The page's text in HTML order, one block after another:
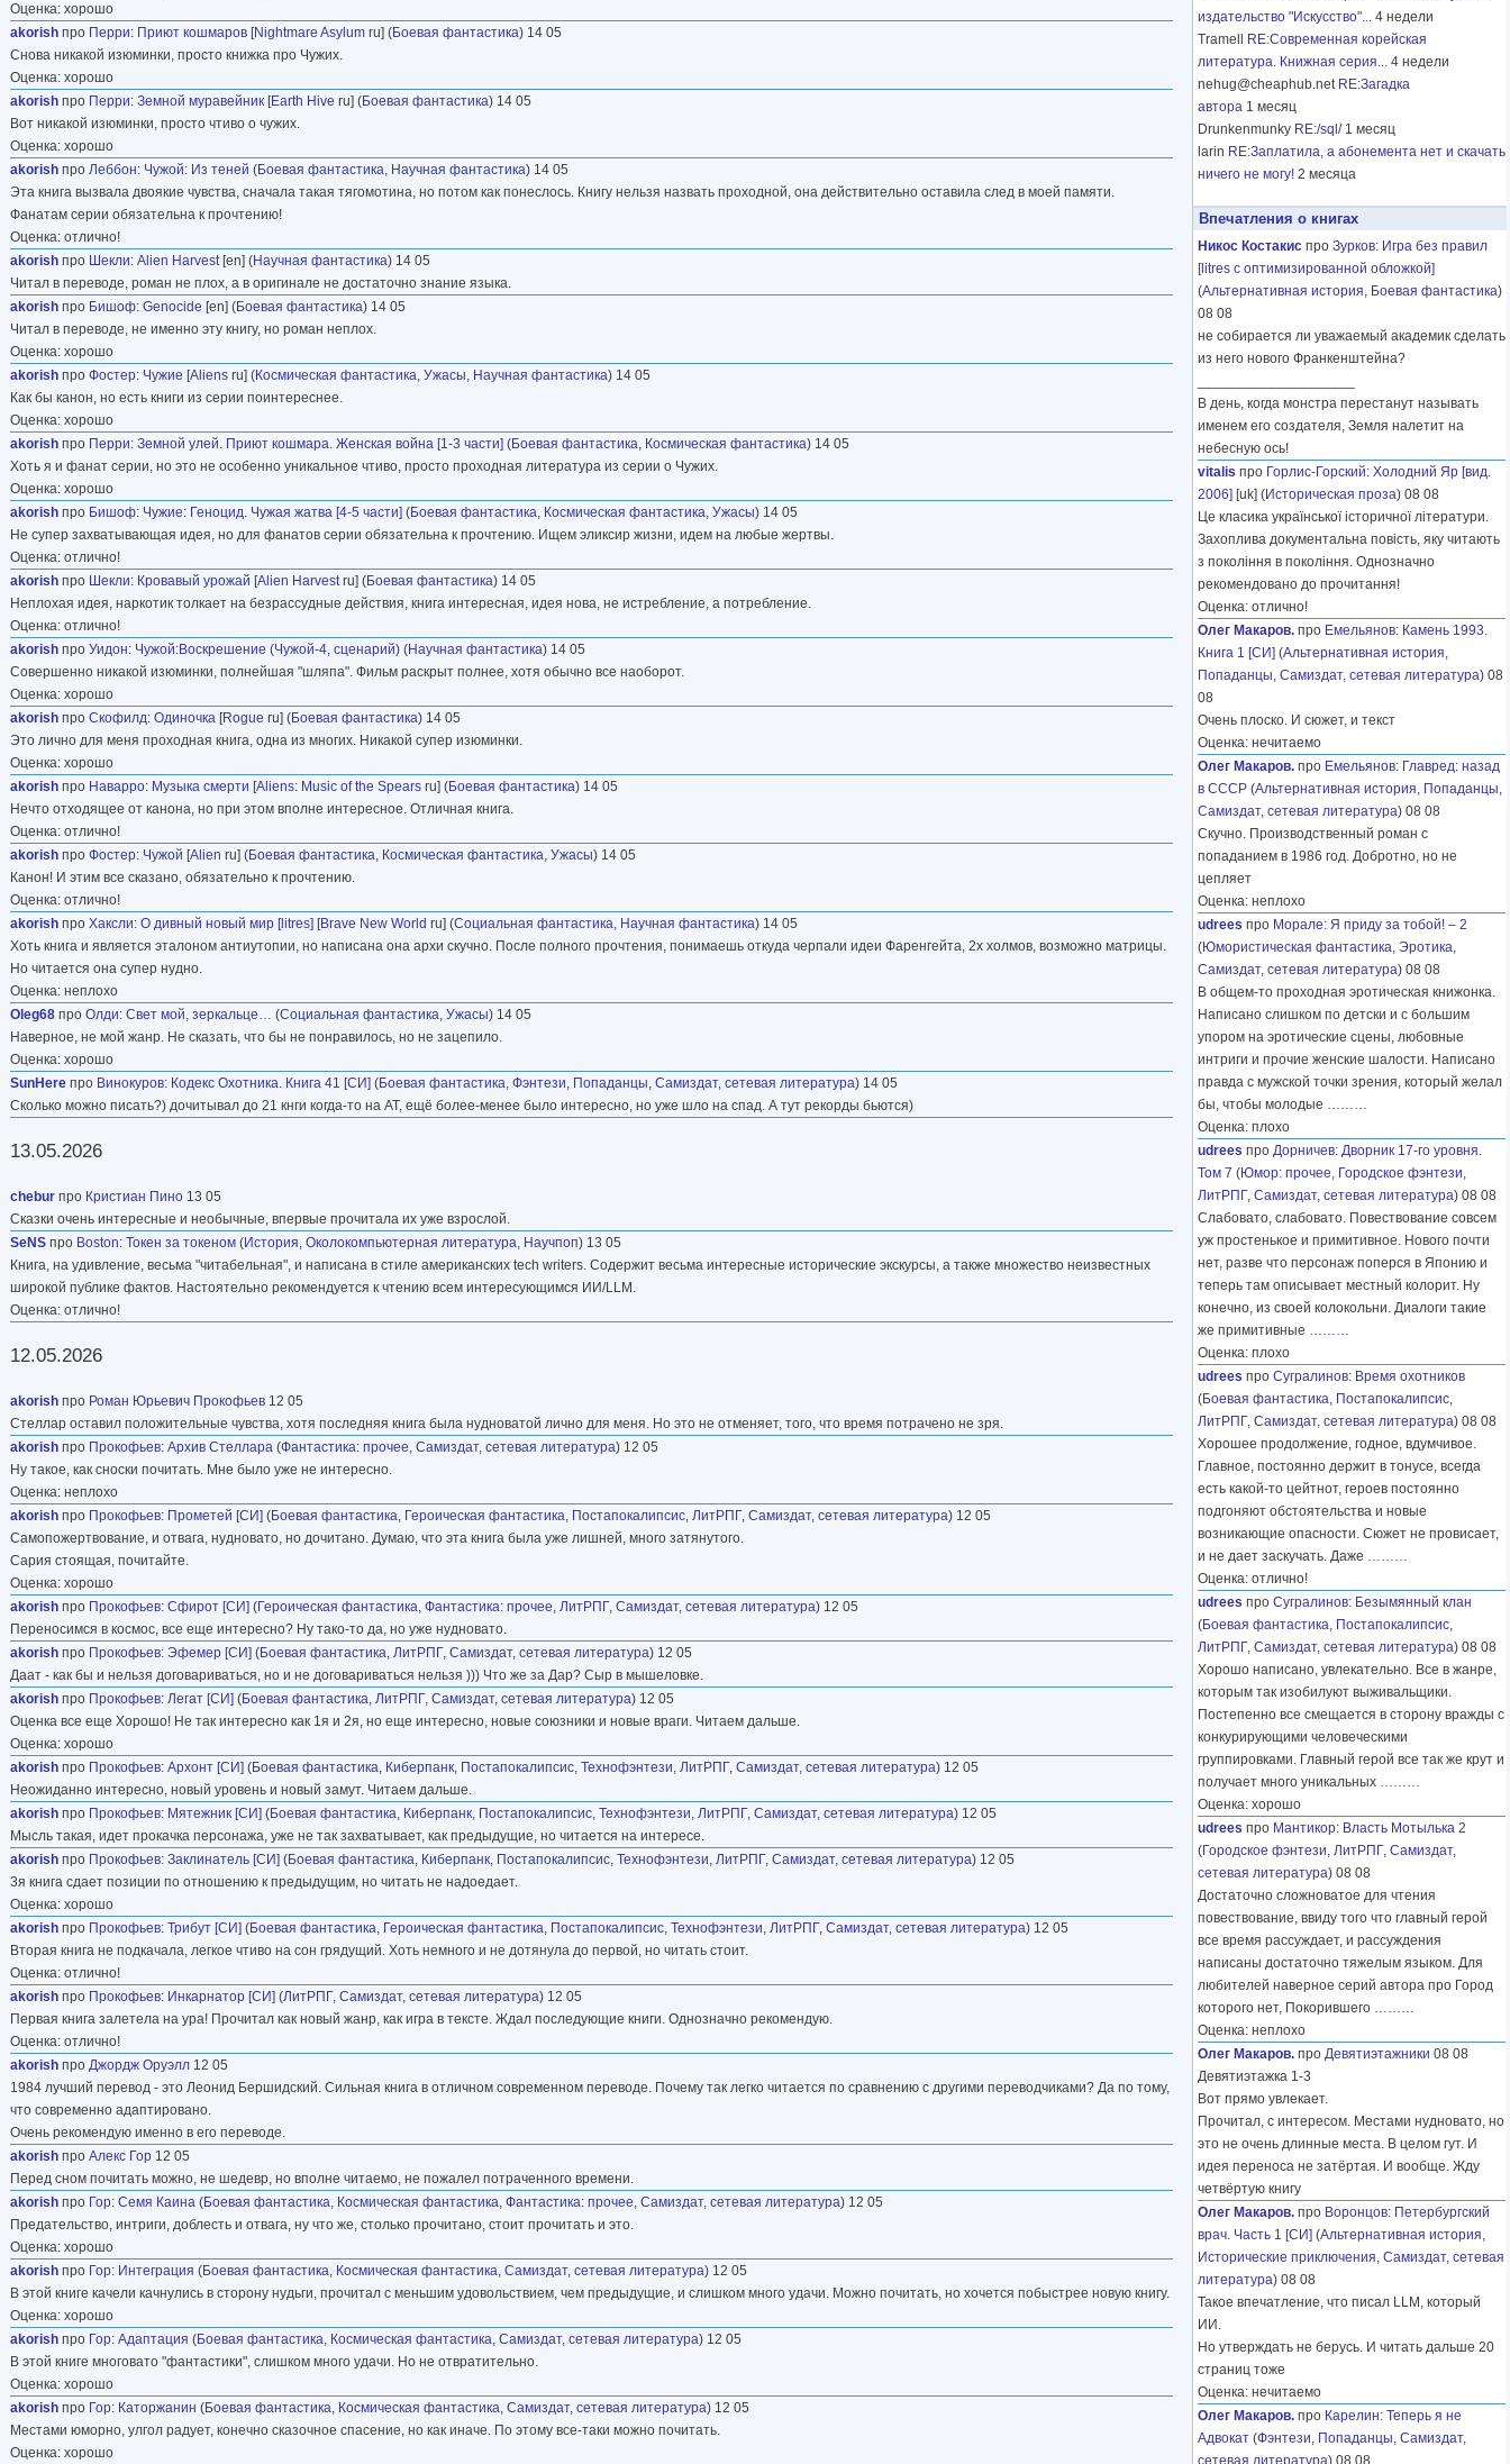
Оценка: хорошо
akorish про Перри: Приют кошмаров [Nightmare Asylum ru] (Боевая фантастика) 14 05
Снова никакой изюминки, просто книжка про Чужих.
Оценка: хорошо
akorish про Перри: Земной муравейник [Earth Hive ru] (Боевая фантастика) 14 05
Вот никакой изюминки, просто чтиво о чужих.
Оценка: хорошо
akorish про Леббон: Чужой: Из теней (Боевая фантастика, Научная фантастика) 14 05
Эта книга вызвала двоякие чувства, сначала такая тягомотина, но потом как понеслось. Книгу нельзя назвать проходной, она действительно оставила след в моей памяти.
Фанатам серии обязательна к прочтению!
Оценка: отлично!
akorish про Шекли: Alien Harvest[en] (Научная фантастика) 14 05
Читал в переводе, роман не плох, а в оригинале не достаточно знание языка.
akorish про Бишоф: Genocide [en] (Боевая фантастика) 14 05
Читал в переводе, не именно эту книгу, но роман неплох.
Оценка: хорошо
akorish про Фостер: Чужие [Aliens ru] (Космическая фантастика, Ужасы, Научная фантастика) 14 05
Как бы канон, но есть книги из серии поинтереснее.
Оценка: хорошо
akorish про Перри: Земной улей. Приют кошмара. Женская война [1-3 части] (Боевая фантастика, Космическая фантастика) 14 05
Хоть я и фанат серии, но это не особенно уникальное чтиво, просто проходная литература из серии о Чужих.
Оценка: хорошо
akorish про Бишоф: Чужие: Геноцид. Чужая жатва [4-5 части] (Боевая фантастика, Космическая фантастика, Ужасы) 14 05
Не супер захватывающая идея, но для фанатов серии обязательна к прочтению. Ищем эликсир жизни, идем на любые жертвы.
Оценка: отлично!
akorish про Шекли: Кровавый урожай [Alien Harvestru] (Боевая фантастика) 14 05
Неплохая идея, наркотик толкает на безрассудные действия, книга интересная, идея нова, не истребление, а потребление.
Оценка: отлично!
akorish про Уидон: Чужой:Воскрешение (Чужой-4, сценарий) (Научная фантастика) 14 05
Совершенно никакой изюминки, полнейшая "шляпа". Фильм раскрыт полнее, хотя обычно все наоборот.
Оценка: хорошо
akorish про Скофилд: Одиночка [Rogue ru] (Боевая фантастика) 14 05
Это лично для меня проходная книга, одна из многих. Никакой супер изюминки.
Оценка: хорошо
akorish про Наварро: Музыка смерти [Aliens: Music of the Spears ru] (Боевая фантастика) 14 05
Нечто отходящее от канона, но при этом вполне интересное. Отличная книга.
Оценка: отлично!
akorish про Фостер: Чужой [Alien ru] (Боевая фантастика, Космическая фантастика, Ужасы) 14 05
Канон! И этим все сказано, обязательно к прочтению.
Оценка: отлично!
akorish про Хаксли: О дивный новый мир [litres] [Brave New World ru] (Социальная фантастика, Научная фантастика) 14 05
Хоть книга и является эталоном антиутопии, но написана она архи скучно. После полного прочтения, понимаешь откуда черпали идеи Фаренгейта, 2х холмов, возможно матрицы.
Но читается она супер нудно.
Оценка: неплохо
Oleg68 про Олди: Свет мой, зеркальце… (Социальная фантастика, Ужасы) 14 05
Наверное, не мой жанр. Не сказать, что бы не понравилось, но не зацепило.
Оценка: хорошо
SunHere про Винокуров: Кодекс Охотника. Книга 41 [СИ] (Боевая фантастика, Фэнтези, Попаданцы, Самиздат, сетевая литература) 14 05
Сколько можно писать?) дочитывал до 21 кнги когда-то на АТ, ещё более-менее было интересно, но уже шло на спад. А тут рекорды бьются)
13.05.2026
chebur про Кристиан Пино 13 05
Сказки очень интересные и необычные, впервые прочитала их уже взрослой.
SeNS про Boston: Токен за токеном (История, Околокомпьютерная литература, Научпоп) 13 05
Книга, на удивление, весьма "читабельная", и написана в стиле американских tech writers. Содержит весьма интересные исторические экскурсы, а также множество неизвестных
широкой публике фактов. Настоятельно рекомендуется к чтению всем интересующимся ИИ/LLM.
Оценка: отлично!
12.05.2026
akorish про Роман Юрьевич Прокофьев 12 05
Стеллар оставил положительные чувства, хотя последняя книга была нудноватой лично для меня. Но это не отменяет, того, что время потрачено не зря.
akorish про Прокофьев: Архив Стеллара (Фантастика: прочее, Самиздат, сетевая литература) 12 05
Ну такое, как сноски почитать. Мне было уже не интересно.
Оценка: неплохо
akorish про Прокофьев: Прометей [СИ] (Боевая фантастика, Героическая фантастика, Постапокалипсис, ЛитРПГ, Самиздат, сетевая литература) 12 05
Самопожертвование, и отвага, нудновато, но дочитано. Думаю, что эта книга была уже лишней, много затянутого.
Сария стоящая, почитайте.
Оценка: хорошо
akorish про Прокофьев: Сфирот [СИ] (Героическая фантастика, Фантастика: прочее, ЛитРПГ, Самиздат, сетевая литература) 12 05
Переносимся в космос, все еще интересно? Ну тако-то да, но уже нудновато.
akorish про Прокофьев: Эфемер [СИ] (Боевая фантастика, ЛитРПГ, Самиздат, сетевая литература) 12 05
Даат - как бы и нельзя договариваться, но и не договариваться нельзя ))) Что же за Дар? Сыр в мышеловке.
akorish про Прокофьев: Легат [СИ] (Боевая фантастика, ЛитРПГ, Самиздат, сетевая литература) 12 05
Оценка все еще Хорошо! Не так интересно как 1я и 2я, но еще интересно, новые союзники и новые враги. Читаем дальше.
Оценка: хорошо
akorish про Прокофьев: Архонт [СИ] (Боевая фантастика, Киберпанк, Постапокалипсис, Технофэнтези, ЛитРПГ, Самиздат, сетевая литература) 12 05
Неожиданно интересно, новый уровень и новый замут. Читаем дальше.
akorish про Прокофьев: Мятежник [СИ] (Боевая фантастика, Киберпанк, Постапокалипсис, Технофэнтези, ЛитРПГ, Самиздат, сетевая литература) 12 05
Мысль такая, идет прокачка персонажа, уже не так захватывает, как предыдущие, но читается на интересе.
akorish про Прокофьев: Заклинатель [СИ] (Боевая фантастика, Киберпанк, Постапокалипсис, Технофэнтези, ЛитРПГ, Самиздат, сетевая литература) 12 05
3я книга сдает позиции по отношению к предыдущим, но читать не надоедает.
Оценка: хорошо
akorish про Прокофьев: Трибут [СИ] (Боевая фантастика, Героическая фантастика, Постапокалипсис, Технофэнтези, ЛитРПГ, Самиздат, сетевая литература) 12 05
Вторая книга не подкачала, легкое чтиво на сон грядущий. Хоть немного и не дотянула до первой, но читать стоит.
Оценка: отлично!
akorish про Прокофьев: Инкарнатор [СИ] (ЛитРПГ, Самиздат, сетевая литература) 12 05
Первая книга залетела на ура! Прочитал как новый жанр, как игра в тексте. Ждал последующие книги. Однозначно рекомендую.
Оценка: отлично!
akorish про Джордж Оруэлл 12 05
1984 лучший перевод - это Леонид Бершидский. Сильная книга в отличном современном переводе. Почему так легко читается по сравнению с другими переводчиками? Да по тому,
что современно адаптировано.
Очень рекомендую именно в его переводе.
akorish про Алекс Гор 12 05
Перед сном почитать можно, не шедевр, но вполне читаемо, не пожалел потраченного времени.
akorish про Гор: Семя Каина (Боевая фантастика, Космическая фантастика, Фантастика: прочее, Самиздат, сетевая литература) 12 05
Предательство, интриги, доблесть и отвага, ну что же, столько прочитано, стоит прочитать и это.
Оценка: хорошо
akorish про Гор: Интеграция (Боевая фантастика, Космическая фантастика, Самиздат, сетевая литература) 12 05
В этой книге качели качнулись в сторону нудьги, прочитал с меньшим удовольствием, чем предыдущие, и слишком много удачи. Можно почитать, но хочется побыстрее новую книгу.
Оценка: хорошо
akorish про Гор: Адаптация (Боевая фантастика, Космическая фантастика, Самиздат, сетевая литература) 12 05
В этой книге многовато "фантастики", слишком много удачи. Но не отвратительно.
Оценка: хорошо
akorish про Гор: Каторжанин (Боевая фантастика, Космическая фантастика, Самиздат, сетевая литература) 12 05
Местами юморно, улгол радует, конечно сказочное спасение, но как иначе. По этому все-таки можно почитать.
Оценка: хорошо
издательство "Искусство"... 4 недели
Tramell
RE:Современная корейская
литература. Книжная серия... 4 недели
nehug@cheaphub.net RE:Загадка
автора 1 месяц
Drunkenmunky RE:/sql/ 1 месяц
larin RE:Заплатила, а абонемента нет и скачать
ничего не могу! 2 месяца
Впечатления о книгах
Никос Костакис про Зурков: Игра без правил
[litres с оптимизированной обложкой]
(Альтернативная история, Боевая фантастика)
08 08
не собирается ли уважаемый академик сделать
из него нового Франкенштейна?
В день, когда монстра перестанут называть
именем его создателя, Земля налетит на
небесную ось!
vitalis про Горлис-Горский: Холодний Яр [вид.
2006] [uk] (Историческая проза) 08 08
Це класика української історичної літератури.
Захоплива документальна повість, яку читають
з покоління в покоління. Однозначно
рекомендовано до прочитання!
Оценка: отлично!
Олег Макаров. про Емельянов: Камень 1993.
Книга 1 [СИ] (Альтернативная история,
Попаданцы, Самиздат, сетевая литература) 08
08
Очень плоско. И сюжет, и текст
Оценка: нечитаемо
Олег Макаров. про Емельянов: Главред: назад
в СССР (Альтернативная история, Попаданцы,
Самиздат, сетевая литература) 08 08
Скучно. Производственный роман с
попаданием в 1986 год. Добротно, но не
цепляет
Оценка: неплохо
udrees про Морале: Я приду за тобой! – 2
(Юмористическая фантастика, Эротика,
Самиздат, сетевая литература) 08 08
В общем-то проходная эротическая книжонка.
Написано слишком по детски и с большим
упором на эротические сцены, любовные
интриги и прочие женские шалости. Написано
правда с мужской точки зрения, который желал
бы, чтобы молодые ………
Оценка: плохо
udrees про Дорничев: Дворник 17-го уровня.
Том 7 (Юмор: прочее, Городское фэнтези,
ЛитРПГ, Самиздат, сетевая литература) 08 08
Слабовато, слабовато. Повествование совсем
уж простенькое и примитивное. Нового почти
нет, разве что персонаж поперся в Японию и
теперь там описывает местный колорит. Ну
конечно, из своей колокольни. Диалоги такие
же примитивные ………
Оценка: плохо
udrees про Сугралинов: Время охотников
(Боевая фантастика, Постапокалипсис,
ЛитРПГ, Самиздат, сетевая литература) 08 08
Хорошее продолжение, годное, вдумчивое.
Главное, постоянно держит в тонусе, всегда
есть какой-то цейтнот, героев постоянно
подгоняют обстоятельства и новые
возникающие опасности. Сюжет не провисает,
и не дает заскучать. Даже ………
Оценка: отлично!
udrees про Сугралинов: Безымянный клан
(Боевая фантастика, Постапокалипсис,
ЛитРПГ, Самиздат, сетевая литература) 08 08
Хорошо написано, увлекательно. Все в жанре,
которым так изобилуют выживальщики.
Постепенно все смещается в сторону вражды с
конкурирующими человеческими
группировками. Главный герой все так же крут и
получает много уникальных ………
Оценка: хорошо
udrees про Мантикор: Власть Мотылька 2
(Городское фэнтези, ЛитРПГ, Самиздат,
сетевая литература) 08 08
Достаточно сложноватое для чтения
повествование, ввиду того что главный герой
все время рассуждает, и рассуждения
написаны достаточно тяжелым языком. Для
любителей наверное серий автора про Город
которого нет, Покорившего ………
Оценка: неплохо
Олег Макаров. про Девятиэтажники 08 08
Девятиэтажка 1-3
Вот прямо увлекает.
Прочитал, с интересом. Местами нудновато, но
это не очень длинные места. В целом гут. И
идея переноса не затёртая. И вообще. Жду
четвёртую книгу
Олег Макаров. про Воронцов: Петербургский
врач. Часть 1 [СИ] (Альтернативная история,
Исторические приключения, Самиздат, сетевая
литература) 08 08
Такое впечатление, что писал LLM, который
ИИ.
Но утверждать не берусь. И читать дальше 20
страниц тоже
Оценка: нечитаемо
Олег Макаров. про Карелин: Теперь я не
Адвокат (Фэнтези, Попаданцы, Самиздат,